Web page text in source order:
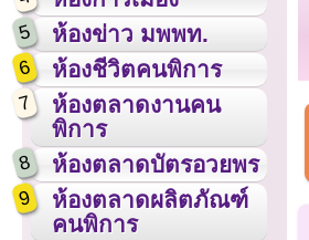
5 ห้องข่าว มพพท.
6 ห้องชีวิตคนพิการ
7
ห้องตลาดงานคน
พิการ
8 ห้องตลาดบัตรอวยพร
9
ห้องตลาดผลิตภัณฑ์
คนพิการ